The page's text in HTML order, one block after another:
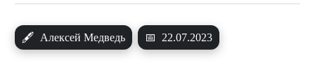
🖋 Алексей Медведь 📅 22.07.2023